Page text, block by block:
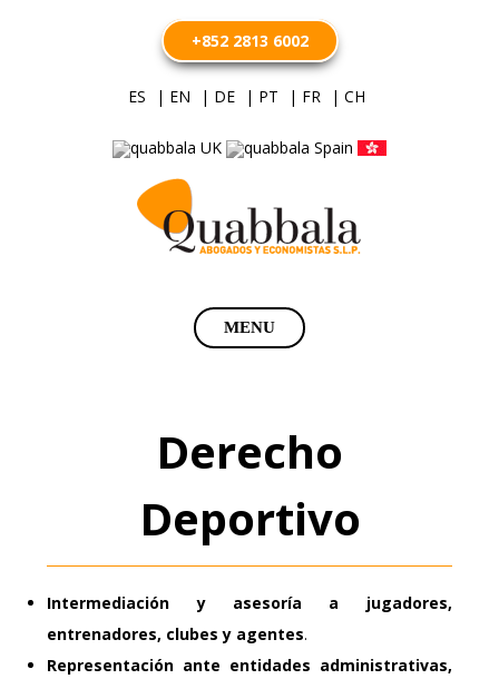
+852 2813 6002
ES | EN | DE | PT | FR | CH
MENU
Derecho
Deportivo
Intermediación y asesoría a jugadores,
entrenadores, clubes y agentes.
Representación ante entidades administrativas,